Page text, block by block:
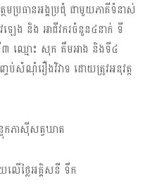
រធានអង្គប្រជុំ ជាមួយភាគីទំនាស់
េង និង អាជីវករចំនួន៤នាក់ ទី
ឈ្មោះ សុក គឹមអាង និងទី៤
សំណុំរឿងវិវាទ ដោយត្រូវអនុវត្ត
កភាសុីសត្វឃាត
េីថ្លៃអគ្គិសនី ទឹក